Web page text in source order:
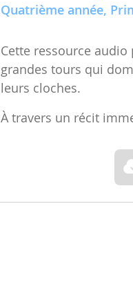
Quatrième année,
Cette ressource
grandes tours qui
leurs cloches.
À travers un récit